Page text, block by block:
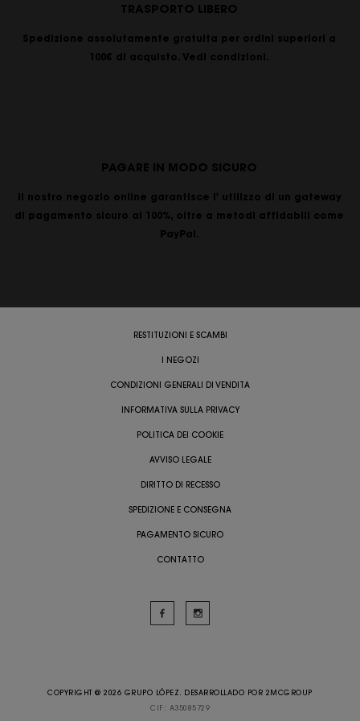
TRASPORTO LIBERO
Spedizione assolutamente gratuita per ordini superiori a
100€ di acquisto. Vedi condizioni.
PAGARE IN MODO SICURO
Il nostro negozio online garantisce l' utilizzo di un gateway
di pagamento sicuro al 100%, oltre a metodi affidabili come
PayPal.
RESTITUZIONI E SCAMBI
I NEGOZI
CONDIZIONI GENERALI DI VENDITA
INFORMATIVA SULLA PRIVACY
POLITICA DEI COOKIE
AVVISO LEGALE
DIRITTO DI RECESSO
SPEDIZIONE E CONSEGNA
PAGAMENTO SICURO
CONTATTO
COPYRIGHT @ 2026 GRUPO LÓPEZ. DESARROLLADO POR 2MCGROUP
CIF: A35085729